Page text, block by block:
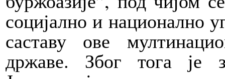
социјално и национално
саставу ове
државе. Због тога је